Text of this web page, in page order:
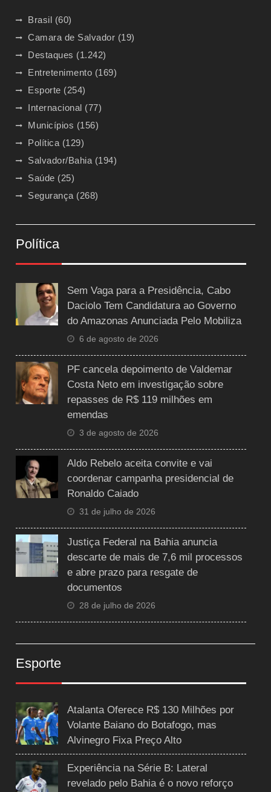
Brasil (60)
Camara de Salvador (19)
Destaques (1.242)
Entretenimento (169)
Esporte (254)
Internacional (77)
Municípios (156)
Política(129)
Salvador/Bahia(194)
Saúde (25)
Segurança(268)
Política
Sem Vaga para a Presidência, Cabo
Daciolo Tem Candidatura ao Governo
do Amazonas Anunciada Pelo Mobiliza
6 de agosto de 2026
PF cancela depoimento de Valdemar
Costa Neto em investigação sobre
repasses de R$ 119 milhões em
emendas
3 de agosto de 2026
Aldo Rebelo aceita convite e vai
coordenar campanha presidencial de
Ronaldo Caiado
31 de julho de 2026
Justiça Federal na Bahia anuncia
descarte de mais de 7,6 mil processos
e abre prazo para resgate de
documentos
28 de julho de 2026
Esporte
Atalanta Oferece R$ 130 Milhões por
Volante Baiano do Botafogo, mas
Alvinegro Fixa Preço Alto
Experiência na Série B: Lateral
revelado pelo Bahia é o novo reforço